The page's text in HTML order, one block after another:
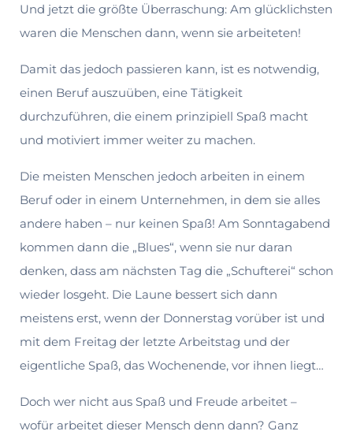
Und jetzt die größte Überraschung: Am glücklichsten
waren die Menschen dann, wenn sie arbeiteten!
Damit das jedoch passieren kann, ist es notwendig,
einen Beruf auszuüben, eine Tätigkeit
durchzuführen, die einem prinzipiell Spaß macht
und motiviert immer weiter zu machen.
Die meisten Menschen jedoch arbeiten in einem
Beruf oder in einem Unternehmen, in dem sie alles
andere haben – nur keinen Spaß! Am Sonntagabend
kommen dann die „Blues“, wenn sie nur daran
denken, dass am nächsten Tag die „Schufterei“ schon
wieder losgeht. Die Laune bessert sich dann
meistens erst, wenn der Don­nerstag vorüber ist und
mit dem Freitag der letzte Arbeitstag und der
eigentliche Spaß, das Wochenende, vor ihnen liegt…
Doch wer nicht aus Spaß und Freude arbeitet –
wofür arbeitet dieser Mensch denn dann? Ganz